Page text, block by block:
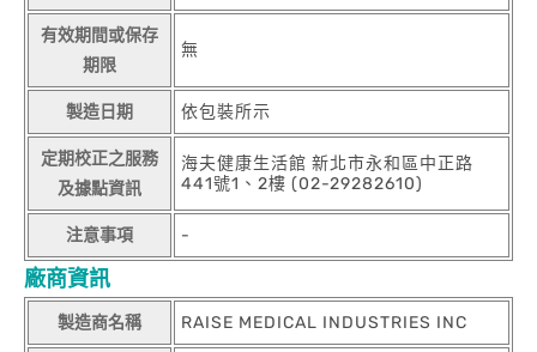
有效期間或保存
期限
無
製造日期 依包裝所示
定期校正之服務
及據點資訊
海夫健康生活館 新北市永和區中正路
441號1、2樓 (02-29282610)
注意事項 -
廠商資訊
製造商名稱 RAISE MEDICAL INDUSTRIES INC